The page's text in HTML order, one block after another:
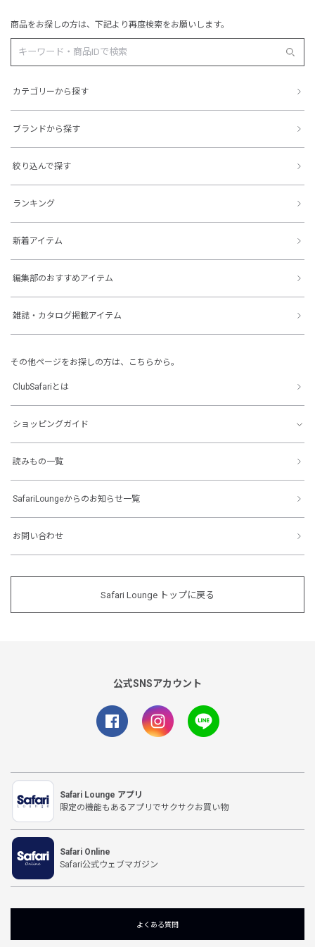
商品をお探しの方は、下記より再度検索をお願いします。
カテゴリーから探す
ブランドから探す
絞り込んで探す
ランキング
新着アイテム
編集部のおすすめアイテム
雑誌・カタログ掲載アイテム
その他ページをお探しの方は、こちらから。
ClubSafariとは
ショッピングガイド
読みもの一覧
SafariLoungeからのお知らせ一覧
お問い合わせ
Safari Lounge トップに戻る
公式SNSアカウント
Safari Lounge アプリ
限定の機能もあるアプリでサクサクお買い物
Safari Online
Safari公式ウェブマガジン
よくある質問